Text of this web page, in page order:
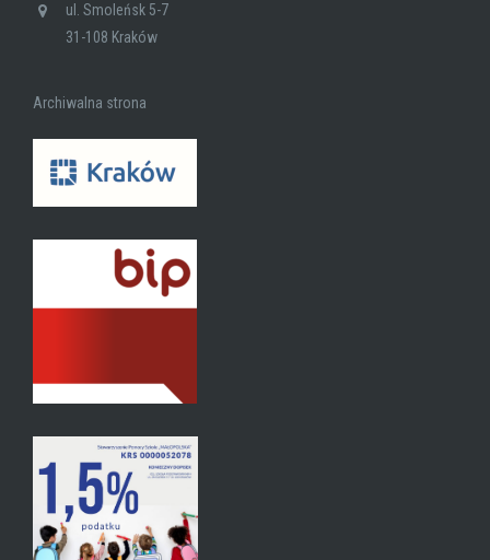
ul. Smoleńsk 5-7
31-108 Kraków
Archiwalna strona